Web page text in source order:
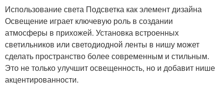
Использование света Подсветка как элемент дизайна
Освещение играет ключевую роль в создании
атмосферы в прихожей. Установка встроенных
светильников или светодиодной ленты в нишу может
сделать пространство более современным и стильным.
Это не только улучшит освещенность, но и добавит нише
акцентированности.